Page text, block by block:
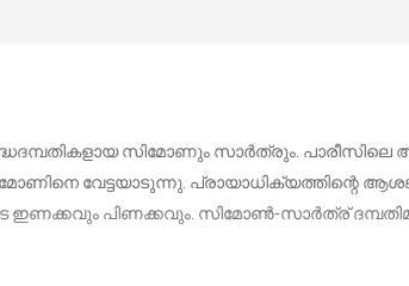
സിമോണും സാര്‍ത്രും.
വേട്ടയാടുന്നു. പ്രായാധിക്യത്തിന്റെ
പിണക്കവും. സിമോണ്‍-സാര്‍ത്ര്